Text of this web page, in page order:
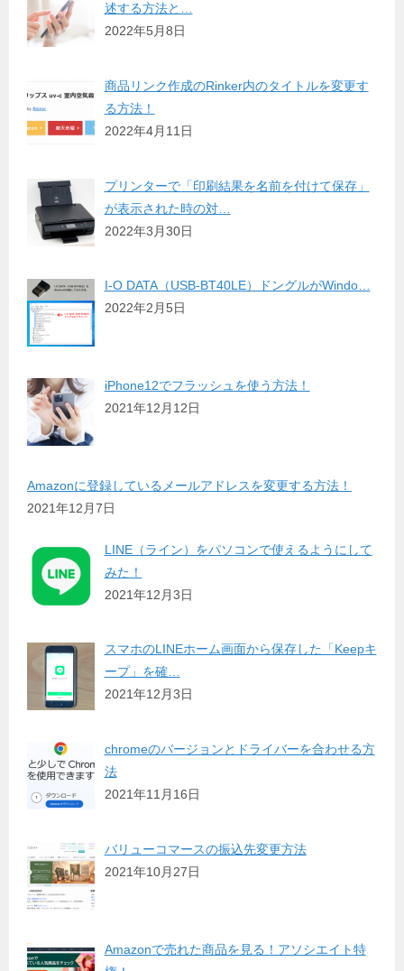
述する方法と…
2022年5月8日
商品リンク作成のRinker内のタイトルを変更す
る方法！
2022年4月11日
プリンターで「印刷結果を名前を付けて保存」
が表示された時の対…
2022年3月30日
I-O DATA（USB-BT40LE）ドングルがWindo…
2022年2月5日
iPhone12でフラッシュを使う方法！
2021年12月12日
Amazonに登録しているメールアドレスを変更する方法！
2021年12月7日
LINE（ライン）をパソコンで使えるようにして
みた！
2021年12月3日
スマホのLINEホーム画面から保存した「Keepキ
ープ」を確…
2021年12月3日
chromeのバージョンとドライバーを合わせる方
法
2021年11月16日
バリューコマースの振込先変更方法
2021年10月27日
Amazonで売れた商品を見る！アソシエイト特